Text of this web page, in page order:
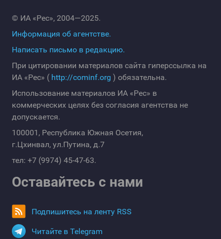
© ИА «Рес», 2004—2025.
Информация об агентстве.
Написать письмо в редакцию.
При цитировании материалов сайта гиперссылка на
ИА «Рес» ( http://cominf.org ) обязательна.
Использование материалов ИА «Рес» в
коммерческих целях без согласия агентства не
допускается.
100001, Республика Южная Осетия,
г.Цхинвал, ул.Путина, д.7
тел: +7 (9974) 45-47-63.
Оставайтесь с нами
Подпишитесь на ленту RSS
Читайте в Telegram